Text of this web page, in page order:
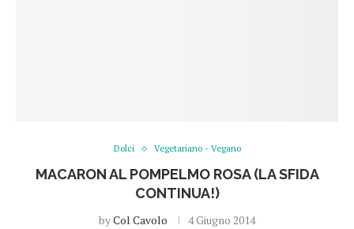
Dolci Vegetariano - Vegano
MACARON AL POMPELMO ROSA (LA SFIDA
CONTINUA!)
byCol Cavolo 4 Giugno 2014